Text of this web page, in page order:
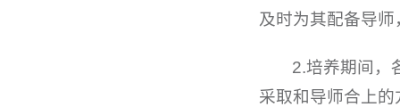
及时为其配备导
2.培养期间，
采取和导师合上